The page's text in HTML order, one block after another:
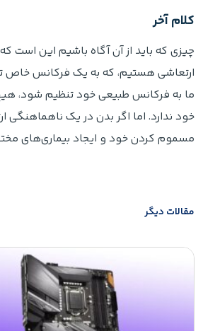
کلام آخر
چیزی که باید از آن آگاه باشیم این است
ارتعاشی هستیم، که به یک فرکانس خاص
ما به فرکانس طبیعی خود تنظیم شود،
خود ندارد. اما اگر بدن در یک ناهماهنگی
مسموم کردن خود و ایجاد بیماری‌های
مقالات دیگر